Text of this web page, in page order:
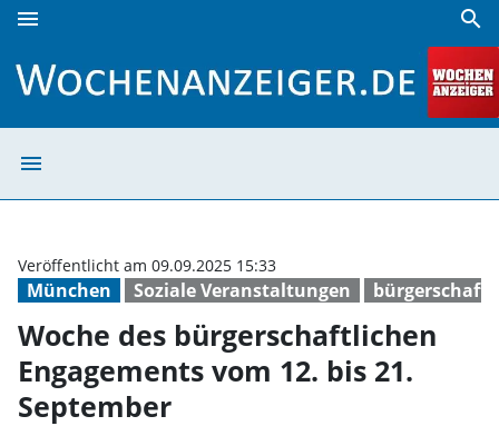
menu search
menu
München Soziale Veranstaltungen
Veröffentlicht am 09.09.2025 15:33
Woche des bürgerschaftlichen
Engagements vom 12. bis 21.
September